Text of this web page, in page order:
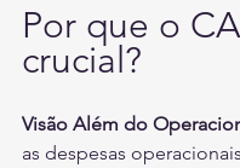
Por que o
crucial?
Visão Além do
as despesas